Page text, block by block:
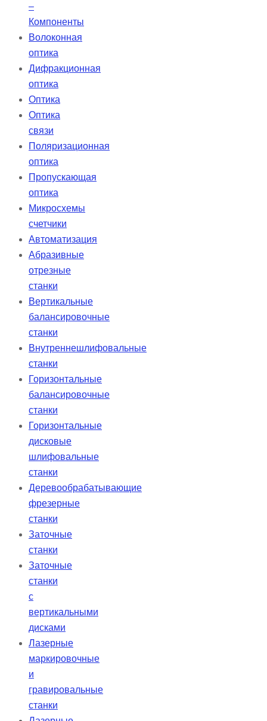
–
Компоненты
Волоконная
оптика
Дифракционная
оптика
Оптика
Оптика
связи
Поляризационная
оптика
Пропускающая
оптика
Микросхемы
счетчики
Автоматизация
Абразивные
отрезные
станки
Вертикальные
балансировочные
станки
Внутреннешлифовальные
станки
Горизонтальные
балансировочные
станки
Горизонтальные
дисковые
шлифовальные
станки
Деревообрабатывающие
фрезерные
станки
Заточные
станки
Заточные
станки
с
вертикальными
дисками
Лазерные
маркировочные
и
гравировальные
станки